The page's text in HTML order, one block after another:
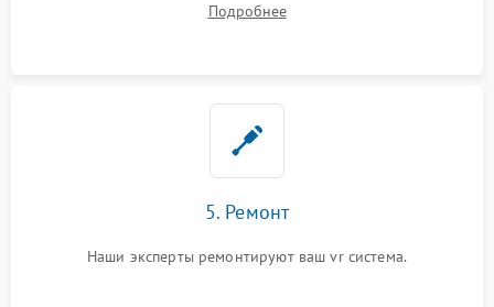
Подробнее
5. Ремонт
Наши эксперты ремонтируют ваш vr система.